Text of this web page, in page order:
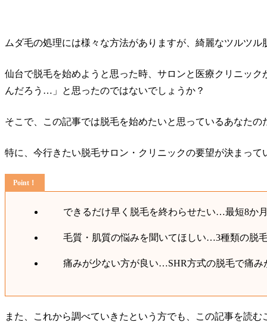
ムダ毛の処理には様々な方法がありますが、綺麗なツルツ
仙台で脱毛を始めようと思った時、サロンと医療クリニッ
んだろう…」と思ったのではないでしょうか？
そこで、この記事では脱毛を始めたいと思っているあなたの
特に、今行きたい脱毛サロン・クリニックの要望が決まっ
できるだけ早く脱毛を終わらせたい…最短8か
毛質・肌質の悩みを聞いてほしい…3種類の脱
痛みが少ない方が良い…SHR方式の脱毛で痛み
また、これから調べていきたという方でも、この記事を読